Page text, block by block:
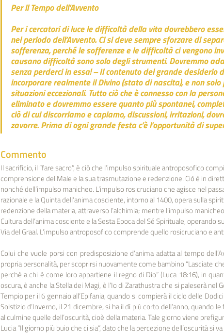
Per il Tempo dell’Avvento
Per i cercatori di luce le difficoltà della vita dovrebbero
nel periodo dell’Avvento. Ci si deve sempre sforzare di
sofferenza, perché le sofferenze e le difficoltà ci vengono
causano difficoltà sono solo degli strumenti. Dovremmo
senza perderci in essa! – Il contenuto del grande desiderio
incorporare realmente il Divino (stato di nascita), e non
situazioni eccezionali. Tutto ciò che è connesso con la
eliminato e dovremmo essere quanto più spontanei,
ciò di cui discorriamo e capiamo, discussioni, irritazioni,
zavorre. Prima di ogni grande festa c’è l’opportunità di
Commento
Il sacrificio, il “fare sacro”, è ciò che l’impulso spirituale antroposofico
comprensione del Male e la sua trasmutazione e redenzione. Ciò è in
nonché dell’impulso manicheo. L’impulso rosicruciano che agisce nel
razionale e la Quinta dell’anima cosciente, intorno al 1400, opera sulla
redenzione della materia, attraverso l’alchimia; mentre l’impulso
Cultura dell’anima cosciente e la Sesta Epoca del Sé Spirituale, operando
Via del Graal. L’impulso antroposofico comprende quello rosicruciano e
Colui che vuole porsi con predisposizione d’anima adatta al tempo
propria personalità, per scoprirsi nuovamente come bambino “Lasciate
perché a chi è come loro appartiene il regno di Dio” (Luca 18:16), in
oscura, è anche la Stella dei Magi, è l’Io di Zarathustra che si paleserà nel
Tempio per il 6 gennaio all’Epifania, quando si compierà il ciclo delle
Solstizio d’Inverno, il 21 dicembre, si ha il dì più corto dell’anno, quando
al culmine quelle dell’oscurità, cioè della materia. Tale giorno viene
Lucia “Il giorno più buio che ci sia”, dato che la percezione dell’oscurità si